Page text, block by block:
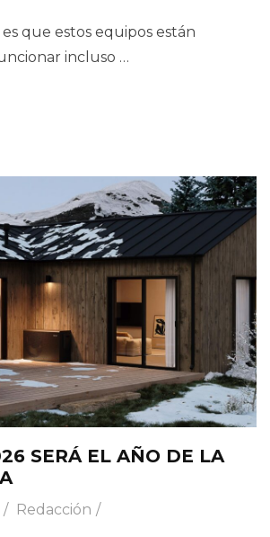
que estos equipos están
incluso …
SERÁ EL AÑO DE LA
Redacción